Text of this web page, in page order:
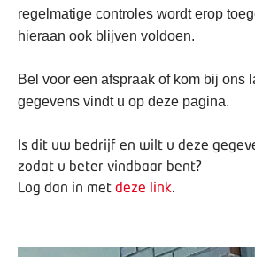
regelmatige controles wordt erop
hieraan ook blijven voldoen.
Bel voor een afspraak of kom bij ons
gegevens vindt u op deze pagina.
Is dit uw bedrijf en wilt u deze
zodat u beter vindbaar bent?
Log dan in met deze link.